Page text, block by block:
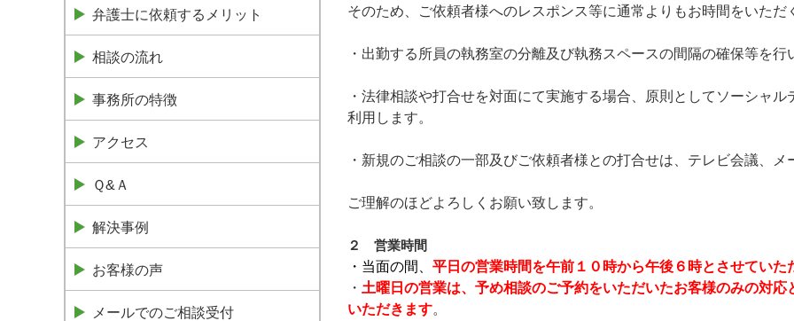
そのため、ご依頼者様へのレスポンス等に通常よりもお時間をいただ
・出勤する所員の執務室の分離及び執務スペースの間隔の確保等を行
・法律相談や打合せを対面にて実施する場合、原則としてソーシャ
利用します。
・新規のご相談の一部及びご依頼者様との打合せは、テレビ会議、メ
ご理解のほどよろしくお願い致します。
２ 営業時間
・当面の間、 平日の営業時間を午前１０時から午後６時とさせていた
・ 土曜日の営業は、予め相談のご予約をいただいたお客様のみの対
いただきます。
弁護士に依頼するメリット
相談の流れ
事務所の特徴
アクセス
Ｑ&Ａ
解決事例
お客様の声
メールでのご相談受付